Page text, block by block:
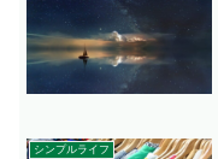
シンプルライフ